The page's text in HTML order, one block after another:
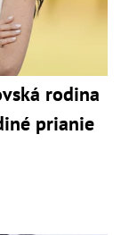
rodina
prianie